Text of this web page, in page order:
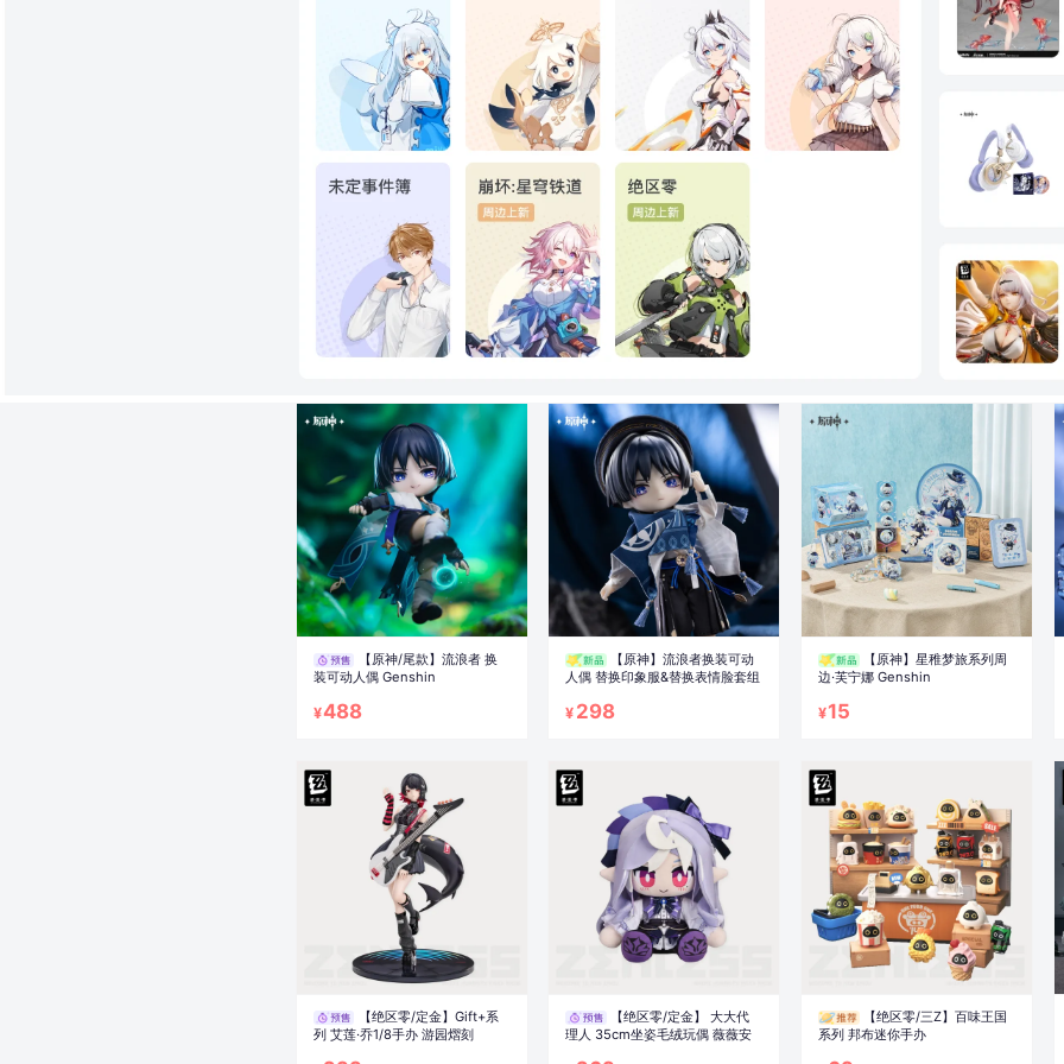
【原神/尾款】流浪者 换
装可动人偶 Genshin
¥488
【原神】流浪者换装可动
人偶 替换印象服&替换表情脸套组
¥ 298
【原神】星稚梦旅系列周
边·芙宁娜 Genshin
¥15
【绝区零/定金】Gift+系
列 艾莲·乔1/8手办 游园熠刻
【绝区零/定金】 大大代
理人 35cm坐姿毛绒玩偶 薇薇安
【绝区零/三Z】百味王国
系列 邦布迷你手办